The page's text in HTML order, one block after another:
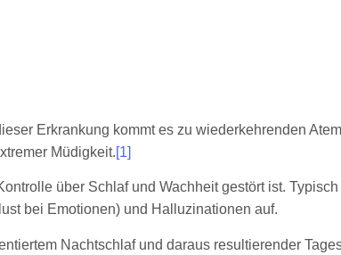
Erkrankung kommt es zu wiederkehrenden
Müdigkeit.[1]
über Schlaf und Wachheit gestört ist.
bei Emotionen) und Halluzinationen auf.
Nachtschlaf und daraus resultierender